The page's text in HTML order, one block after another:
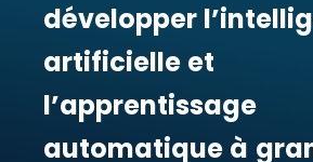
développer
artificielle et
l’apprentissage
automatique à